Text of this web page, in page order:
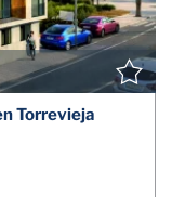
Torrevieja